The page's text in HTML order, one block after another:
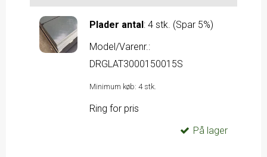
Plader antal : 4 stk. (Spar 5%)
Model/Varenr.:
DRGLAT3000150015S
Minimum køb: 4 stk.
Ring for pris
På lager